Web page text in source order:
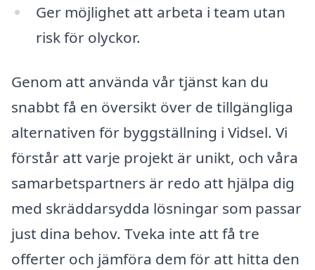
Ger möjlighet att arbeta i team utan
risk för olyckor.
Genom att använda vår tjänst kan du
snabbt få en översikt över de tillgängliga
alternativen för byggställning i Vidsel. Vi
förstår att varje projekt är unikt, och våra
samarbetspartners är redo att hjälpa dig
med skräddarsydda lösningar som passar
just dina behov. Tveka inte att få tre
offerter och jämföra dem för att hitta den